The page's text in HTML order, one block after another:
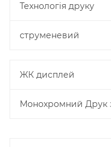
Технологія друку
струменевий
ЖК дисплей
Монохромний Друк